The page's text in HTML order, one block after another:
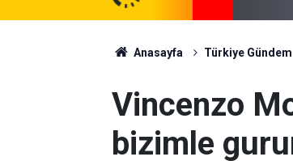
Anasayfa Türkiye Gündem
Vincenzo
bizimle